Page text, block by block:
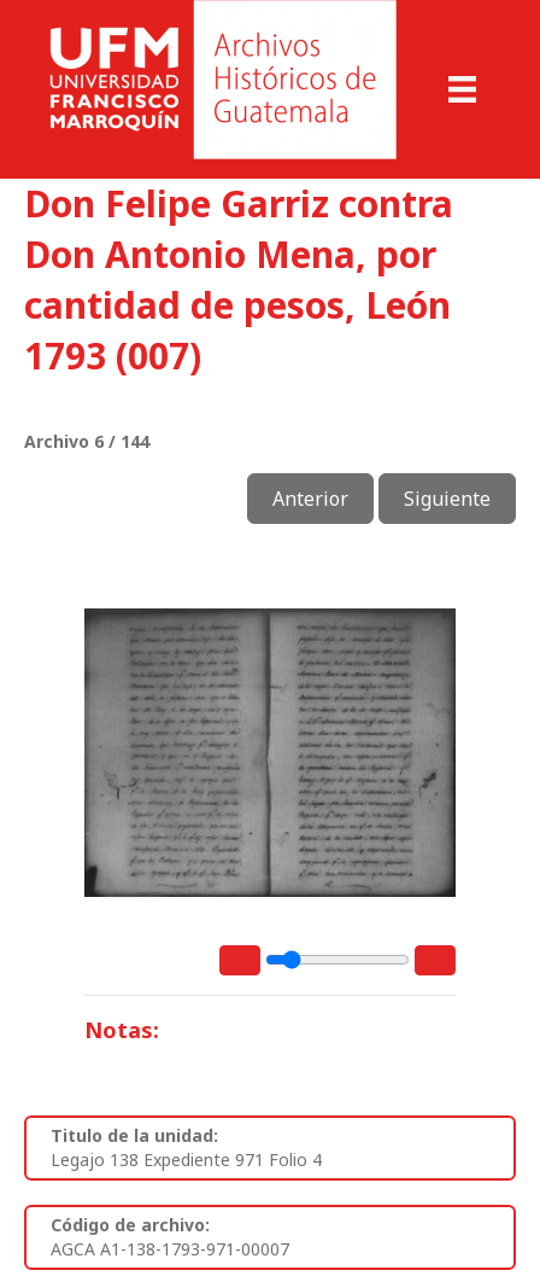
Don Felipe Garriz contra
Don Antonio Mena, por
cantidad de pesos, León
1793 (007)
Archivo 6 / 144
Anterior Siguiente
Notas:
Titulo de la unidad:
Legajo 138 Expediente 971 Folio 4
Código de archivo:
AGCA A1-138-1793-971-00007